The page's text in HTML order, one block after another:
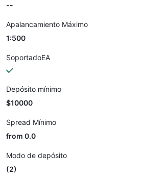
--
Apalancamiento Máximo
1:500
SoportadoEA
Depósito mínimo
$10000
Spread Mínimo
from 0.0
Modo de depósito
(2)